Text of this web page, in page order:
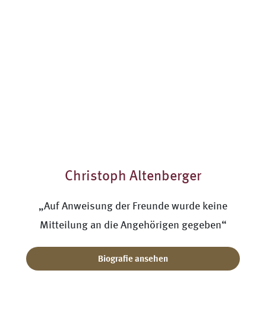
Christoph Altenberger
„Auf Anweisung der Freunde wurde keine
Mitteilung an die Angehörigen gegeben“
Biografie ansehen